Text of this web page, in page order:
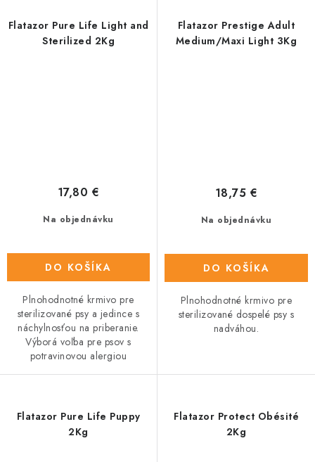
Flatazor Pure Life Light and
Sterilized 2Kg
Na objednávku
17,80 €
DO KOŠÍKA
Plnohodnotné krmivo pre
sterilizované psy a jedince s
náchylnosťou na priberanie.
Výborá voľba pre psov s
potravinovou alergiou
Flatazor Prestige Adult
Medium/Maxi Light 3Kg
Na objednávku
18,75 €
DO KOŠÍKA
Plnohodnotné krmivo pre
sterilizované dospelé psy s
nadváhou.
Flatazor Pure Life Puppy
2Kg
Flatazor Protect Obésité
2Kg